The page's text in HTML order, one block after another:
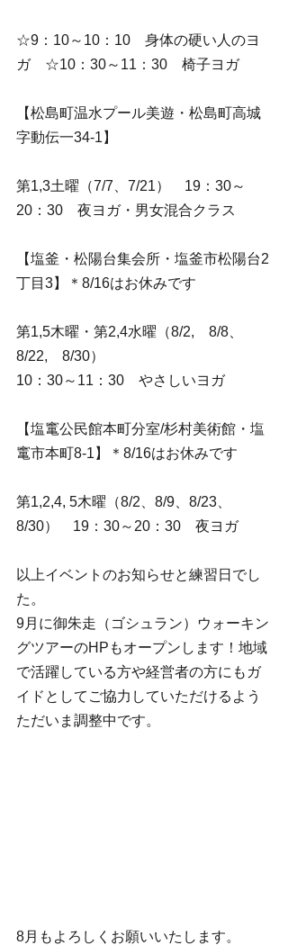
☆9：10～10：10　身体の硬い人のヨ
ガ　☆10：30～11：30　椅子ヨガ
【松島町温水プール美遊・松島町高城
字動伝一34-1】
第1,3土曜（7/7、7/21）　19：30～
20：30　夜ヨガ・男女混合クラス
【塩釜・松陽台集会所・塩釜市松陽台2
丁目3】＊8/16はお休みです
第1,5木曜・第2,4水曜（8/2,　8/8、
8/22,　8/30）
10：30～11：30　やさしいヨガ
【塩竃公民館本町分室/杉村美術館・塩
竃市本町8-1】＊8/16はお休みです
第1,2,4, 5木曜（8/2、8/9、8/23、
8/30）　19：30～20：30　夜ヨガ
以上イベントのお知らせと練習日でし
た。
9月に御朱走（ゴシュラン）ウォーキン
グツアーのHPもオープンします！地域
で活躍している方や経営者の方にもガ
イドとしてご協力していただけるよう
ただいま調整中です。
8月もよろしくお願いいたします。